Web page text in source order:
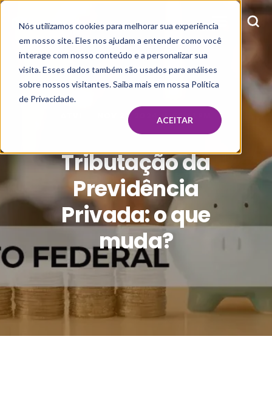
Nós utilizamos cookies para melhorar sua experiência
em nosso site. Eles nos ajudam a entender como você
interage com nosso conteúdo e a personalizar sua
visita. Esses dados também são usados para análises
sobre nossos visitantes. Saiba mais em nossa Política
de Privacidade.
ACEITAR
NOV 21, 2024, 4:52:31 PM
Tributação da
Previdência
Privada: o que
muda?